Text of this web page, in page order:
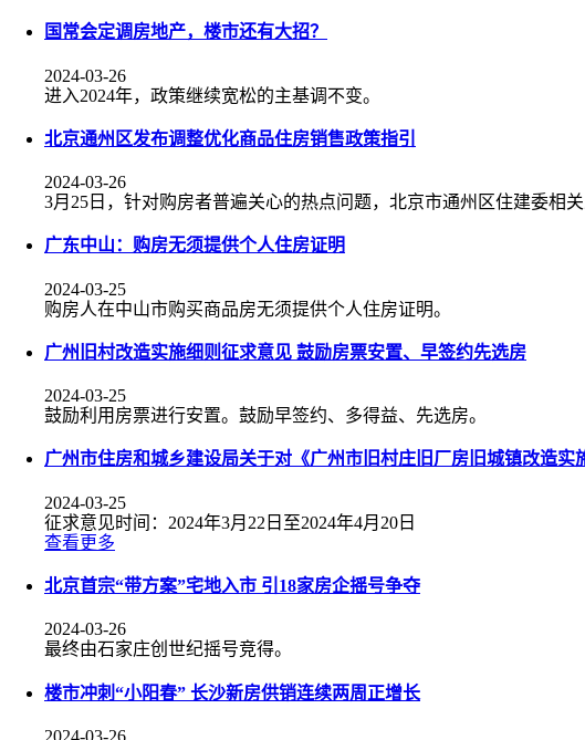
国常会定调房地产，楼市还有大招？
2024-03-26
进入2024年，政策继续宽松的主基调不变。
北京通州区发布调整优化商品住房销售政策指引
2024-03-26
3月25日，针对购房者普遍关心的热点问题，北京市通州区住建委相
广东中山：购房无须提供个人住房证明
2024-03-25
购房人在中山市购买商品房无须提供个人住房证明。
广州旧村改造实施细则征求意见 鼓励房票安置、早签约先选房
2024-03-25
鼓励利用房票进行安置。鼓励早签约、多得益、先选房。
广州市住房和城乡建设局关于对《广州市旧村庄旧厂房旧城镇改造
2024-03-25
征求意见时间：2024年3月22日至2024年4月20日
查看更多
北京首宗“带方案”宅地入市 引18家房企摇号争夺
2024-03-26
最终由石家庄创世纪摇号竞得。
楼市冲刺“小阳春” 长沙新房供销连续两周正增长
2024-03-26